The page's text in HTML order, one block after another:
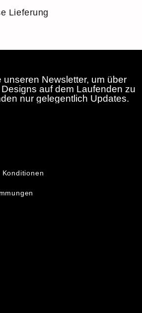
Lieferung
unseren Newsletter, um über
auf dem Laufenden zu
nur gelegentlich Updates.